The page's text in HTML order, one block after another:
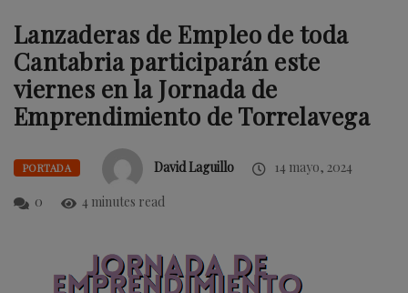
Lanzaderas de Empleo de toda
Cantabria participarán este
viernes en la Jornada de
Emprendimiento de Torrelavega
PORTADA David Laguillo
14 mayo, 2024
0
4 minutes read